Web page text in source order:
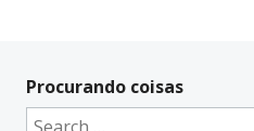
t
e
Procurando coisas
Search